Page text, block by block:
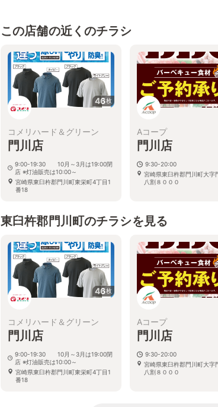
この店舗の近くのチラシ
46枚
コメリハード＆グリーン
門川店
9:00-19:30 10月～3月は19:00閉
店 ※灯油販売は10:00～
宮崎県東臼杵郡門川町東栄町4丁目1
番18
Aコープ
門川店
9:30-20:00
宮崎県東臼杵郡門川町大字
八割８０００
東臼杵郡門川町のチラシを見る
46枚
コメリハード＆グリーン
門川店
9:00-19:30 10月～3月は19:00閉
店 ※灯油販売は10:00～
宮崎県東臼杵郡門川町東栄町4丁目1
番18
Aコープ
門川店
9:30-20:00
宮崎県東臼杵郡門川町大字
八割８０００